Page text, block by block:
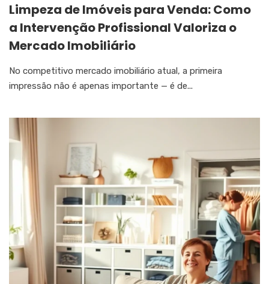
Limpeza de Imóveis para Venda: Como
a Intervenção Profissional Valoriza o
Mercado Imobiliário
No competitivo mercado imobiliário atual, a primeira
impressão não é apenas importante — é de...